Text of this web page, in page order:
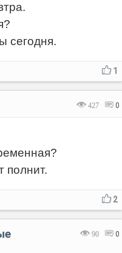
сегодня.
1
427 0
полнит.
2
90 0